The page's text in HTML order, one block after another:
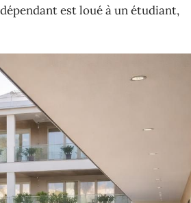
est loué à un étudiant,